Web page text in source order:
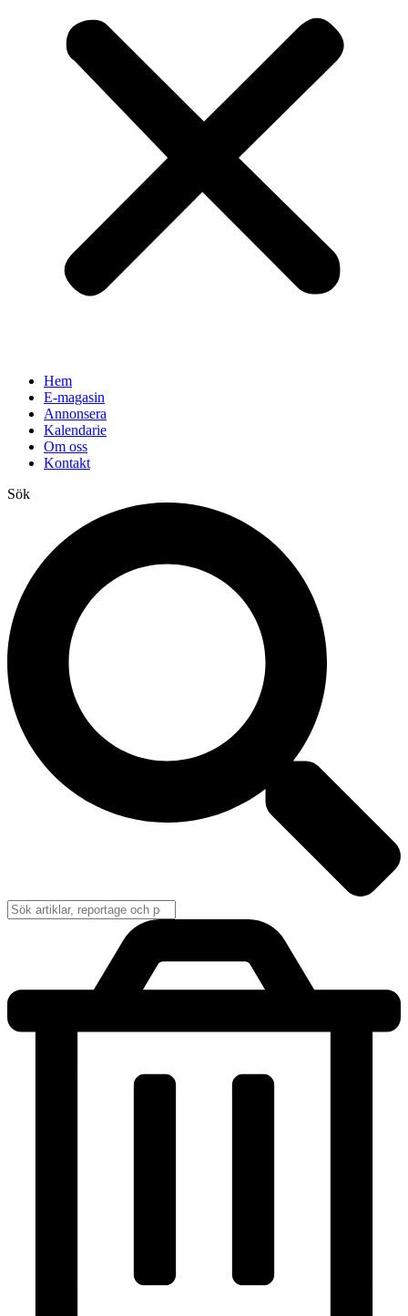
Hem
E-magasin
Annonsera
Kalendarie
Om oss
Kontakt
Sök